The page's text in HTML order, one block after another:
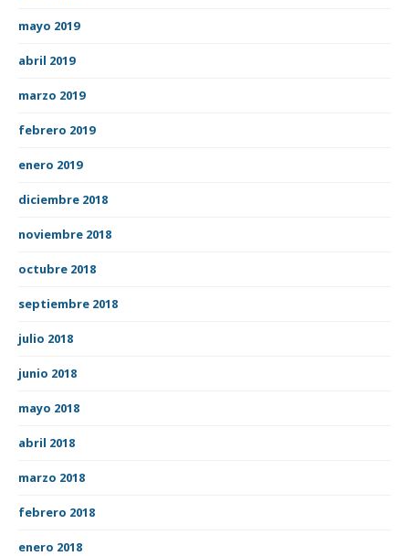
mayo 2019
abril 2019
marzo 2019
febrero 2019
enero 2019
diciembre 2018
noviembre 2018
octubre 2018
septiembre 2018
julio 2018
junio 2018
mayo 2018
abril 2018
marzo 2018
febrero 2018
enero 2018